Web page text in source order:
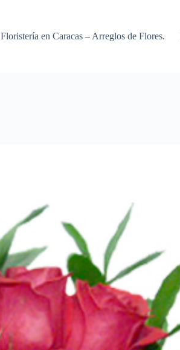
Floristería en Caracas – Arreglos de Flores.